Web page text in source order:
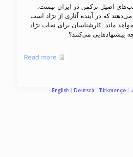
اصیل ترکمن در ایران نیست.
که در آینده آثاری از نژاد اسب
ماند. کارشناسان برای نجات نژاد
پیشنهادهایی می‌کنند؟
Read more
|
English | Deutsch | Türkmençe